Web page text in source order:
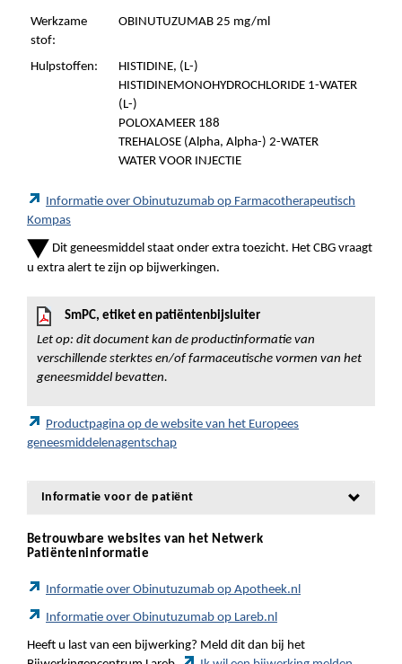
Werkzame
stof:
OBINUTUZUMAB 25 mg/ml
Hulpstoffen:
HISTIDINE, (L-)
HISTIDINEMONOHYDROCHLORIDE 1-WATER
(L-)
POLOXAMEER 188
TREHALOSE (Alpha, Alpha-) 2-WATER
WATER VOOR INJECTIE
Informatie over Obinutuzumab op Farmacotherapeutisch
Kompas
Dit geneesmiddel staat onder extra toezicht. Het CBG vraagt
u extra alert te zijn op bijwerkingen.
SmPC, etiket en patiëntenbijsluiter
Let op: dit document kan de productinformatie van
verschillende sterktes en/of farmaceutische vormen van het
geneesmiddel bevatten.
Productpagina op de website van het Europees
geneesmiddelenagentschap
Informatie voor de patiënt
Betrouwbare websites van het Netwerk
Patiënteninformatie
Informatie over Obinutuzumab op Apotheek.nl
Informatie over Obinutuzumab op Lareb.nl
Heeft u last van een bijwerking? Meld dit dan bij het